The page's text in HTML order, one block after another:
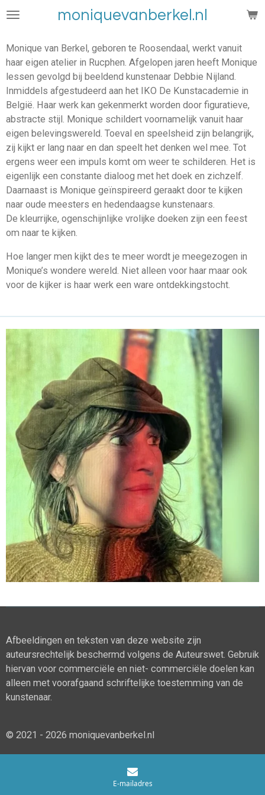
Ga
de
hoofdinhoud
moniquevanberkel.nl
Monique van Berkel, geboren te Roosendaal, werkt vanuit
haar eigen atelier in Rucphen. Afgelopen jaren heeft Monique
lessen gevolgd bij beeldend kunstenaar Debbie Nijland.
Inmiddels afgestudeerd aan het IKO De Kunstacademie in
België. Haar werk kan gekenmerkt worden door figuratieve,
abstracte stijl. Monique schildert voornamelijk vanuit haar
eigen belevingswereld. Toeval en speelsheid zijn belangrijk,
zij kijkt er lang naar en dan speelt het denken wel mee. Tot
ergens weer een impuls komt om weer te schilderen. Het is
eigenlijk een constante dialoog met het doek en zichzelf.
Daarnaast is Monique geïnspireerd geraakt door te kijken
naar oude meesters en hedendaagse kunstenaars.
De kleurrijke, ogenschijnlijke vrolijke doeken zijn een feest
om naar te kijken.
Hoe langer men kijkt des te meer wordt je meegezogen in
Monique’s wondere wereld. Niet alleen voor haar maar ook
voor de kijker is haar werk een ware ontdekkingstocht.
Afbeeldingen en teksten van deze website zijn
auteursrechtelijk beschermd volgens de Auteurswet. Gebruik
hiervan voor commerciële en niet- commerciële doelen kan
alleen met voorafgaand schriftelijke toestemming van de
kunstenaar.
© 2021 - 2026 moniquevanberkel.nl
E-mailadres